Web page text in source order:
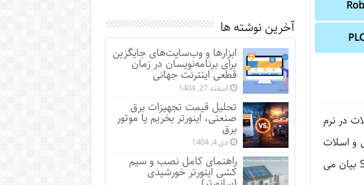
در نرم
و اسلات
در نرم افزار کیوت اشاره ای داشتیم. در این جلسه توضیح کامل تری از Signal و Slot بیان می
آخرین نوشته ها
ابزارها و وب‌سایت‌های جایگزین
برای برنامه‌نویسان در زمان
قطعی اینترنت جهانی
اسفند 27, 1404
تحلیل قیمت تجهیزات برق
صنعتی، اینورتر بخریم یا موتور
برق
دی 4, 1404
راهنمای کامل نصب و سیم
کشی اینورتر خورشیدی